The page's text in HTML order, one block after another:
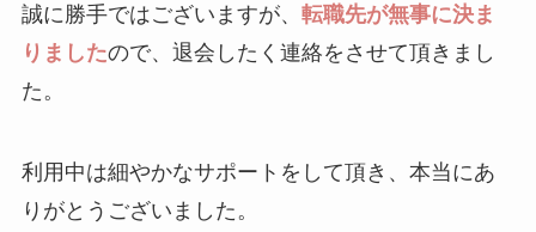
誠に勝手ではございますが、 転職先が無事に決ま
りましたので、退会したく連絡をさせて頂きまし
た。
利用中は細やかなサポートをして頂き、本当にあ
りがとうございました。